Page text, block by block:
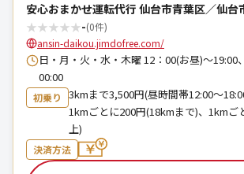
安心おまかせ運転代行 仙台市青葉区／仙台
★★★★★-(0件)
ansin-daikou.jimdofree.com/
日・月・火・水・木曜 12：00(お昼)～19:00
00:00
初乗り
3kmまで3,500円(昼時間帯12:00～18:00
1kmごとに200円(18kmまで)、1kmご
上)
決済方法